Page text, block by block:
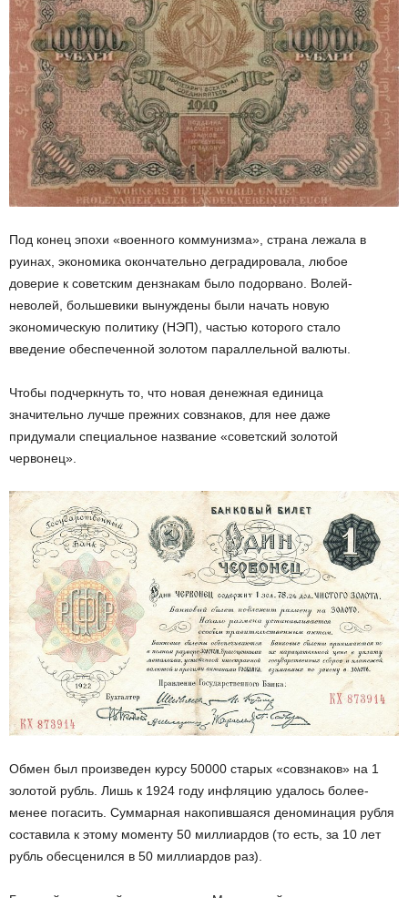
Под конец эпохи «военного коммунизма», страна лежала в
руинах, экономика окончательно деградировала, любое
доверие к советским дензнакам было подорвано. Волей-
неволей, большевики вынуждены были начать новую
экономическую политику (НЭП), частью которого стало
введение обеспеченной золотом параллельной валюты.
Чтобы подчеркнуть то, что новая денежная единица
значительно лучше прежних совзнаков, для нее даже
придумали специальное название «советский золотой
червонец».
Обмен был произведен курсу 50000 старых «совзнаков» на 1
золотой рубль. Лишь к 1924 году инфляцию удалось более-
менее погасить. Суммарная накопившаяся деноминация рубля
составила к этому моменту 50 миллиардов (то есть, за 10 лет
рубль обесценился в 50 миллиардов раз).